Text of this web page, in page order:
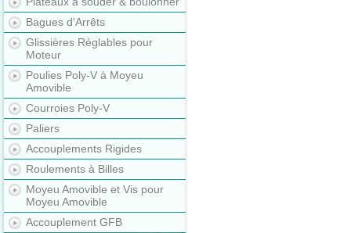
Bagues d'Arrêts
Glissières Réglables pour
Moteur
Poulies Poly-V à Moyeu
Amovible
Courroies Poly-V
Paliers
Accouplements Rigides
Roulements à Billes
Moyeu Amovible et Vis pour
Moyeu Amovible
Accouplement GFB